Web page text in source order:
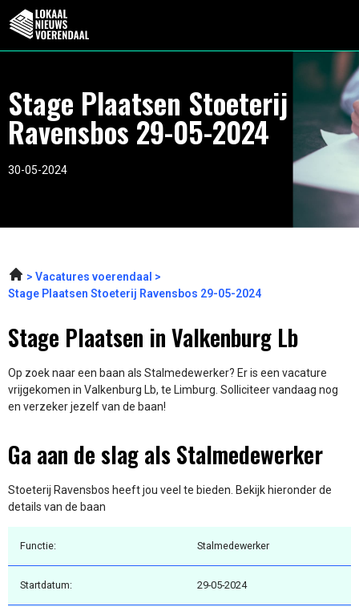
Stage Plaatsen Stoeterij
Ravensbos 29-05-2024
30-05-2024
Vacatures voerendaal
Stage Plaatsen Stoeterij Ravensbos 29-05-2024
Stage Plaatsen in Valkenburg Lb
Op zoek naar een baan als Stalmedewerker? Er is een vacature
vrijgekomen in Valkenburg Lb, te Limburg. Solliciteer vandaag nog
en verzeker jezelf van de baan!
Ga aan de slag als Stalmedewerker
Stoeterij Ravensbos heeft jou veel te bieden. Bekijk hieronder de
details van de baan
Functie: Stalmedewerker
Startdatum: 29-05-2024